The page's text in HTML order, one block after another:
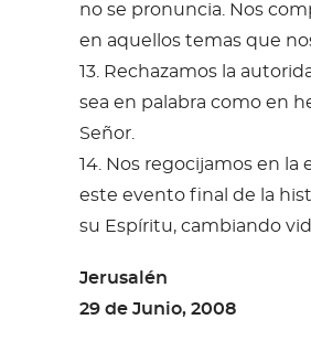
no se pronuncia. Nos
en aquellos temas que
13. Rechazamos la
sea en palabra como en
Señor.
14. Nos regocijamos en
este evento final de la
su Espíritu, cambiando
Jerusalén
29 de Junio, 2008